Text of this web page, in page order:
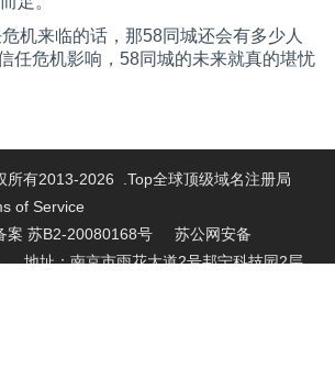
机来临的话，那58同城还会有多少人
任危机影响， 58同城的未来就真的堪忧
所有2013-2026 .Top全球顶级域名注册局
of Service
案 苏B2-20080168号 苏公网安备
地址：南京市雨花大道2号邦宁科技园2层